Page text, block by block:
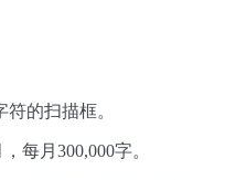
的扫描框。
每月300,000字。